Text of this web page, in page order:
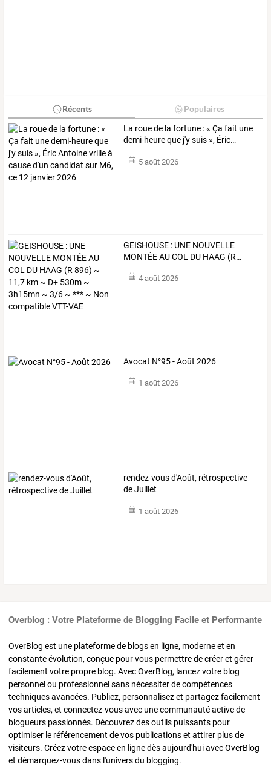
Récents Populaires
La rouede la fortune :« Ça fait une
demi-heureque j'ysuis », Éric…
5 août 2026
GEISHOUSE : UNE NOUVELLE
MONTÉEAUCOL DU HAAG (R…
4 août 2026
Avocat N°95 - Août 2026
1 août 2026
rendez-vous d'Août, rétrospective
de Juillet
1 août 2026
Overblog : Votre Plateforme de Blogging Facile et Performante
OverBlog est une plateforme de blogs en ligne, moderne et en
constante évolution, conçue pour vous permettre de créer et gérer
facilement votre propre blog. Avec OverBlog, lancez votre blog
personnel ou professionnel sans nécessiter de compétences
techniques avancées. Publiez, personnalisez et partagez facilement
vos articles, et connectez-vous avec une communauté active de
blogueurs passionnés. Découvrez des outils puissants pour
optimiser le référencement de vos publications et attirer plus de
visiteurs. Créez votre espace en ligne dès aujourd'hui avec OverBlog
et démarquez-vous dans l'univers du blogging.